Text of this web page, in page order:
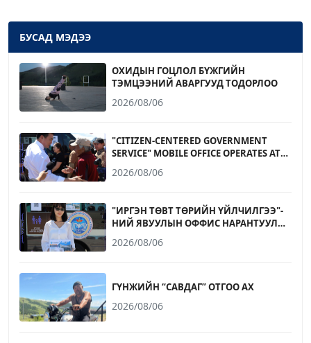
БУСАД МЭДЭЭ
ОХИДЫН ГОЦЛОЛ БҮЖГИЙН
ТЭМЦЭЭНИЙ АВАРГУУД ТОДОРЛОО
2026/08/06
"CITIZEN-CENTERED GOVERNMENT
SERVICE" MOBILE OFFICE OPERATES AT
2026/08/06
"ИРГЭН ТӨВТ ТӨРИЙН ҮЙЛЧИЛГЭЭ"-
НИЙ ЯВУУЛЫН ОФФИС НАРАНТУУЛ
2026/08/06
ГҮНЖИЙН “САВДАГ” ОТГОО АХ
2026/08/06